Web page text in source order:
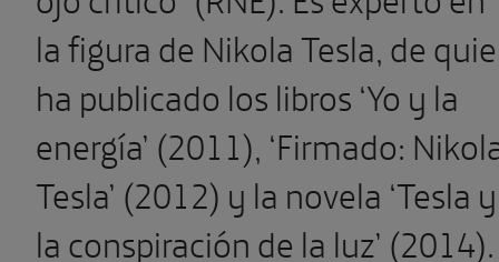
la figura de Nikola Tesla, de
ha publicado los libros ‘Yo y la
energía’ (2011), ‘Firmado:
Tesla’ (2012) y la novela ‘Tesla y
la conspiración de la luz’ (2014).